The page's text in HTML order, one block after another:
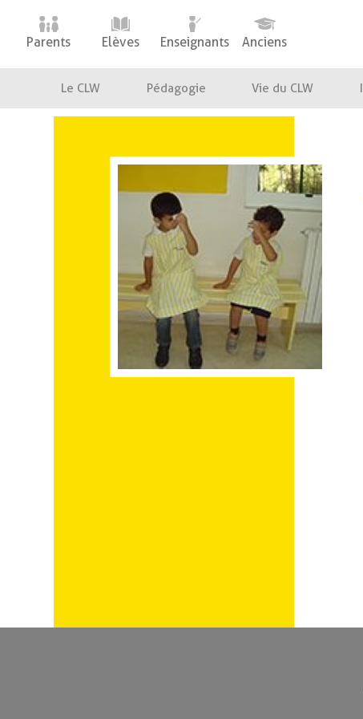
contentParents Elèves Enseignants Anciens
Le CLW Pédagogie Vie du CLW